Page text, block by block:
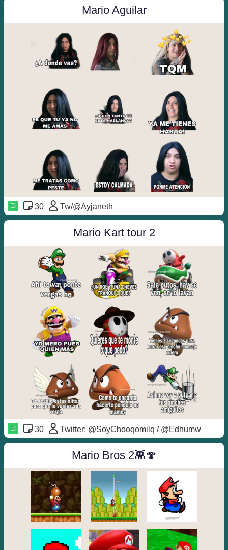
Mario Aguilar
30 Tw/@Ayjaneth
Mario Kart tour 2
30 Twitter: @SoyChooqomilq / @Edhumw
Mario Bros 2👾🍄